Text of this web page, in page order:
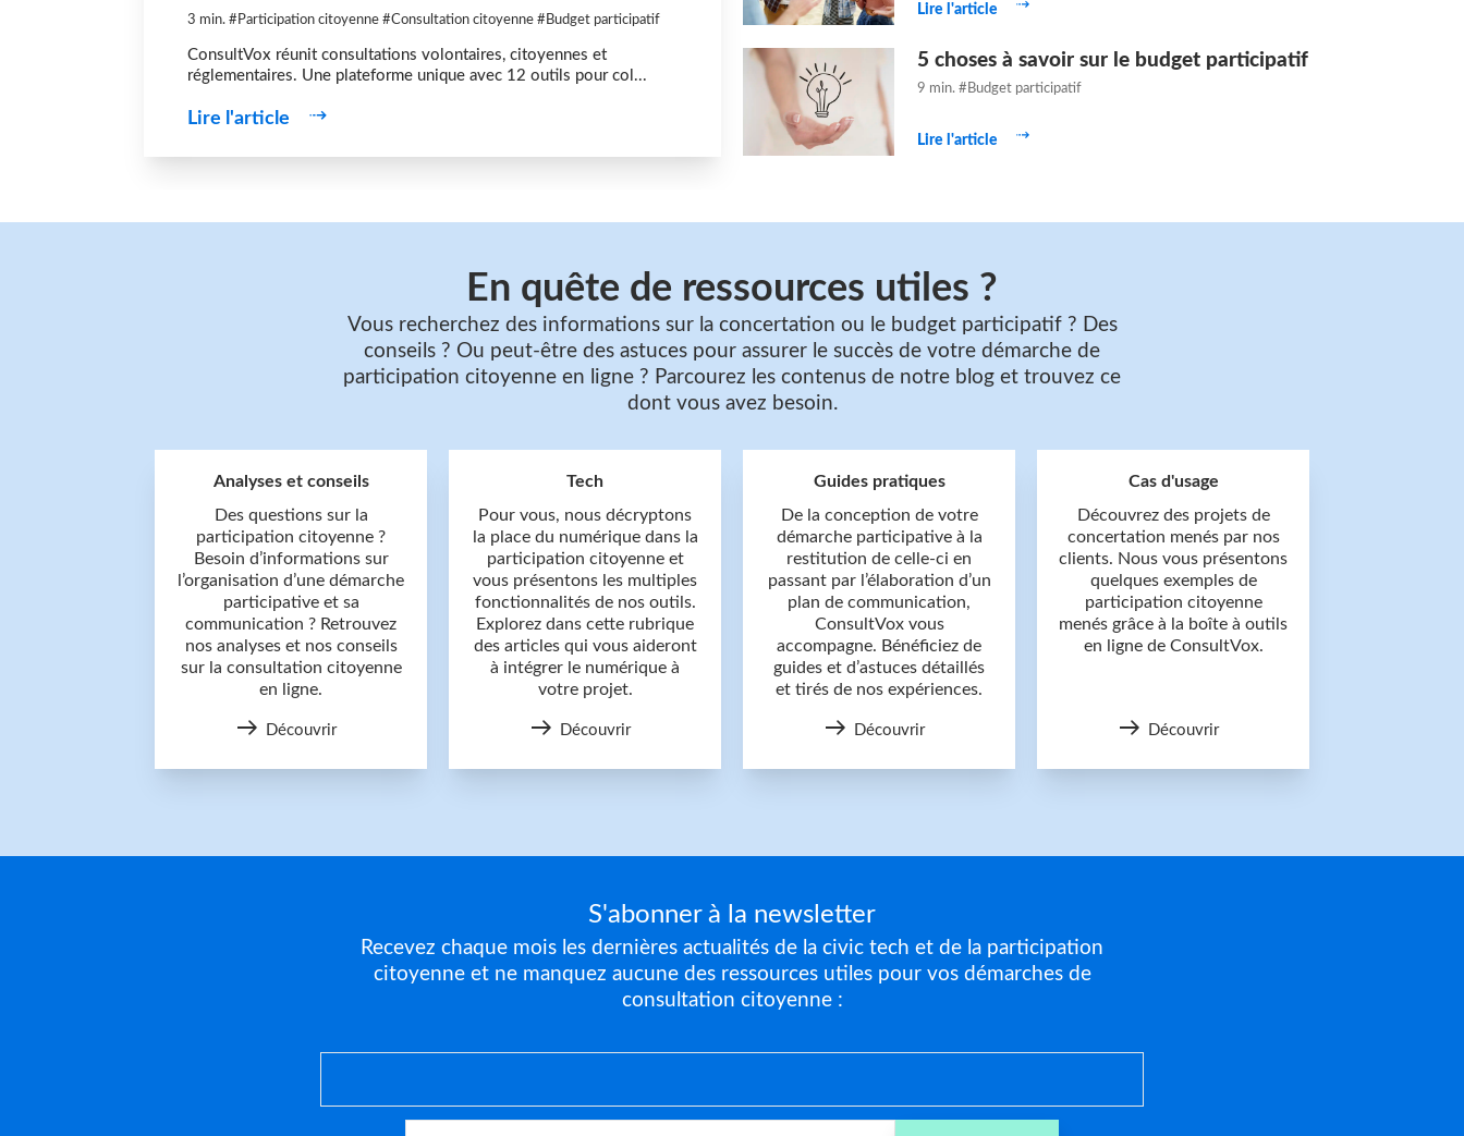
3 min. #Participation citoyenne #Consultation citoyenne #Budget participatif
ConsultVox réunit consultations volontaires, citoyennes et
réglementaires. Une plateforme unique avec 12 outils pour col...
Lire l'article
Lire l'article
5 choses à savoir sur le budget participatif
9 min. #Budget participatif
Lire l'article
En quête de ressources utiles ?
Vous recherchez des informations sur la concertation ou le budget participatif ? Des
conseils ? Ou peut-être des astuces pour assurer le succès de votre démarche de
participation citoyenne en ligne ? Parcourez les contenus de notre blog et trouvez ce
dont vous avez besoin.
Analyses et conseils
Des questions sur la
participation citoyenne ?
Besoin d’informations sur
l’organisation d’une démarche
participative et sa
communication ? Retrouvez
nos analyses et nos conseils
sur la consultation citoyenne
en ligne.
Découvrir
Tech
Pour vous, nous décryptons
la place du numérique dans la
participation citoyenne et
vous présentons les multiples
fonctionnalités de nos outils.
Explorez dans cette rubrique
des articles qui vous aideront
à intégrer le numérique à
votre projet.
Découvrir
Guides pratiques
De la conception de votre
démarche participative à la
restitution de celle-ci en
passant par l’élaboration d’un
plan de communication,
ConsultVox vous
accompagne. Bénéficiez de
guides et d’astuces détaillés
et tirés de nos expériences.
Découvrir
Cas d'usage
Découvrez des projets de
concertation menés par nos
clients. Nous vous présentons
quelques exemples de
participation citoyenne
menés grâce à la boîte à outils
en ligne de ConsultVox.
Découvrir
S'abonner à la newsletter
Recevez chaque mois les dernières actualités de la civic tech et de la participation
citoyenne et ne manquez aucune des ressources utiles pour vos démarches de
consultation citoyenne :